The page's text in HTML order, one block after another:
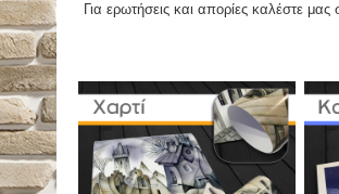
Για ερωτήσεις και απορίες καλέστε